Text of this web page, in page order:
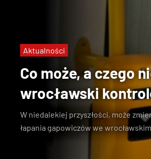
Co może, a czego
wrocławski
W niedalekiej przyszłości, może
łapania gapowiczów we wrocławskim
Aktualności